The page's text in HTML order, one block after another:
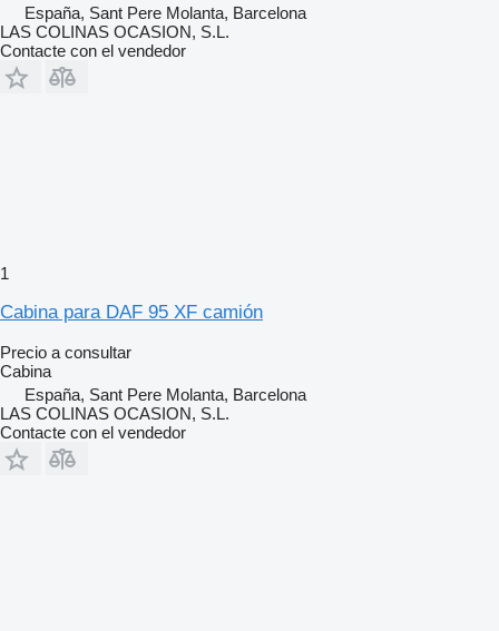
España, Sant Pere Molanta, Barcelona
LAS COLINAS OCASION, S.L.
Contacte con el vendedor
1
Cabina para DAF 95 XF camión
Precio a consultar
Cabina
España, Sant Pere Molanta, Barcelona
LAS COLINAS OCASION, S.L.
Contacte con el vendedor